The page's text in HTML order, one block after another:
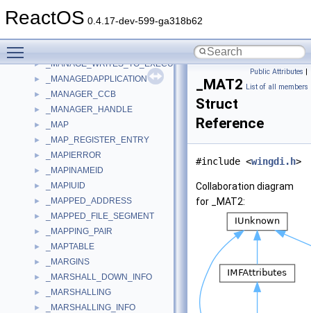
ReactOS 0.4.17-dev-599-ga318b62
► _MainAVIHeader
► _MANAGE_WRITES_TO_EXECUTABLE_MEMORY
► _MANAGEDAPPLICATION
► _MANAGER_CCB
► _MANAGER_HANDLE
► _MAP
► _MAP_REGISTER_ENTRY
► _MAPIERROR
► _MAPINAMEID
► _MAPIUID
► _MAPPED_ADDRESS
► _MAPPED_FILE_SEGMENT
► _MAPPING_PAIR
► _MAPTABLE
► _MARGINS
► _MARSHALL_DOWN_INFO
► _MARSHALLING
► _MARSHALLING_INFO
Public Attributes |
List of all members
_MAT2
Struct
Reference
#include <wingdi.h>
Collaboration diagram
for _MAT2: